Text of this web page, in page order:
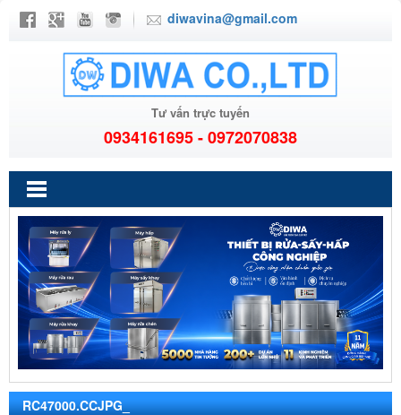
diwavina@gmail.com
Tư vấn trực tuyến
0934161695 - 0972070838
RC47000.CCJPG_